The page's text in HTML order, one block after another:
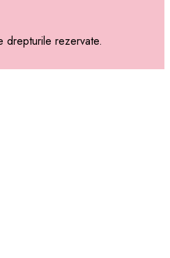
drepturile rezervate.